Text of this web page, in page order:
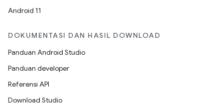
Android 11
DOKUMENTASI DAN HASIL DOWNLOAD
Panduan Android Studio
Panduan developer
Referensi API
Download Studio